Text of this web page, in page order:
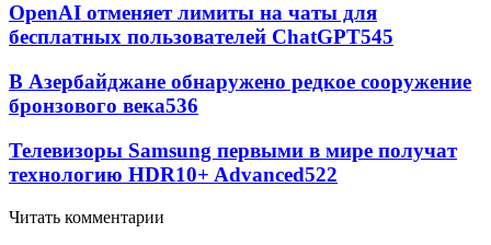
OpenAI отменяет лимиты на чаты для
бесплатных пользователей ChatGPT545
В Азербайджане обнаружено редкое сооружение
бронзового века536
Телевизоры Samsung первыми в мире получат
технологию HDR10+ Advanced522
Читать комментарии